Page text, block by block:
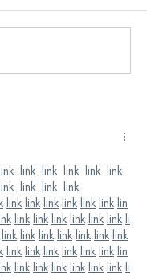
link link link link link
link
link link link
link
link link link link link link lin
link link link link link link li
link link link link link link link
link link link link link link lin
link link link link link link li